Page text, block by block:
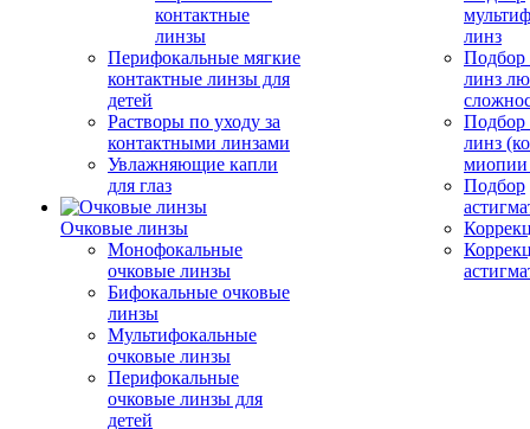
контактные
линзы
Перифокальные мягкие
контактные линзы для
детей
Растворы по уходу за
контактными линзами
Увлажняющие капли
для глаз
Очковые линзы
Монофокальные
очковые линзы
Бифокальные очковые
линзы
Мультифокальные
очковые линзы
Перифокальные
очковые линзы для
детей
линз
Подбор
линз
Подбор
линз
миопии
Подбор